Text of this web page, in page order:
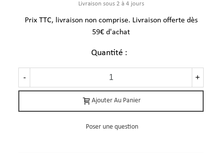
Livraison sous 2 à 4 jours
Prix TTC, livraison non comprise. Livraison offerte dès
59€ d'achat
Quantité :
- +
Ajouter Au Panier
Poser une question